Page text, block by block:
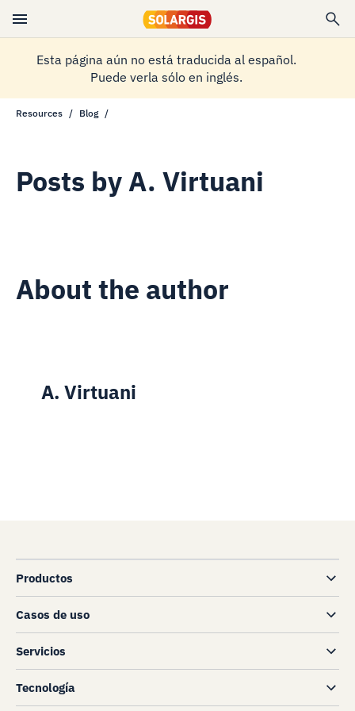
Esta página aún no está traducida al español.
Puede verla sólo en inglés.
Resources Blog
Posts byA. Virtuani
About the author
A. Virtuani
Productos
Casos de uso
Servicios
Tecnología